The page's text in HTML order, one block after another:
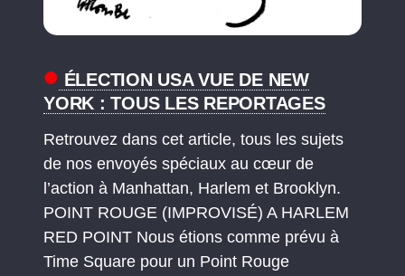
ÉLECTION USA VUE DE NEW
YORK : TOUS LES REPORTAGES
Retrouvez dans cet article, tous les sujets
de nos envoyés spéciaux au cœur de
l’action à Manhattan, Harlem et Brooklyn.
POINT ROUGE (IMPROVISÉ) A HARLEM
RED POINT Nous étions comme prévu à
Time Square pour un Point Rouge